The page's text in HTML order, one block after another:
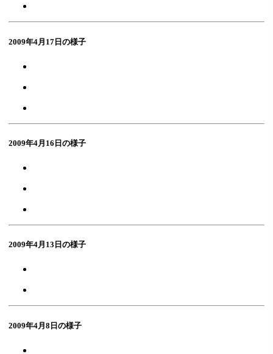
2009年4月17日の様子
2009年4月16日の様子
2009年4月13日の様子
2009年4月8日の様子